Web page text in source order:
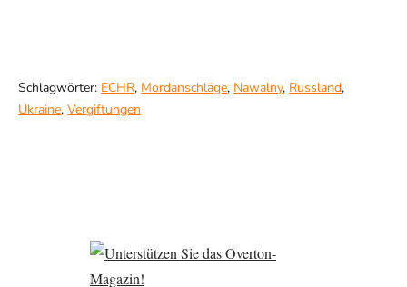
Schlagwörter: ECHR, Mordanschläge, Nawalny, Russland,
Ukraine, Vergiftungen